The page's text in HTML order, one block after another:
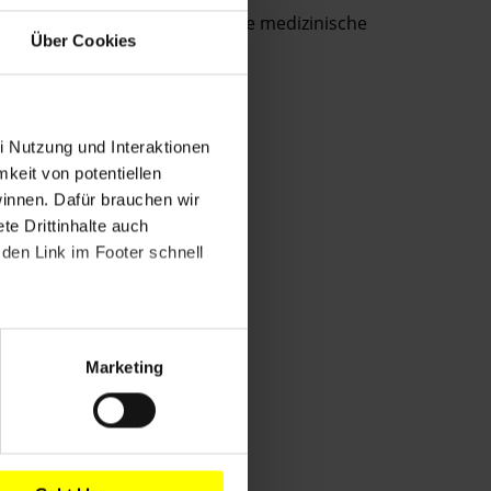
Über Cookies
Nutzung und Interaktionen
von potentiellen
Dafür brauchen wir
Drittinhalte auch
Link im Footer schnell
Marketing
Venezuela: Nach Folter keine medizinische
Versorgung